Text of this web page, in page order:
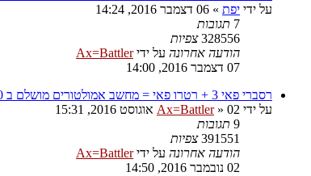
על ידי יפת » 06 דצמבר 2016, 14:24
7 תגובות
328556 צפיות
הודעה אחרונה על ידיAx=Battler
07 דצמבר 2016, 14:00
רסברי פאי 3 + רטרו פאי = מחשב אמולטורים מושלם ב $50
על ידי
Ax=Battler» 02 אוגוסט 2016, 15:31
9 תגובות
391551 צפיות
הודעה אחרונה על ידיAx=Battler
02 נובמבר 2016, 14:50